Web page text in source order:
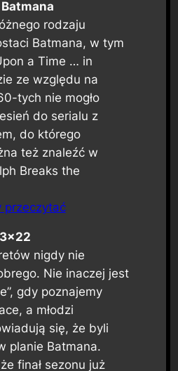
rodzaju
Batmana, w tym
a Time … in
ze względu na
tych nie mogło
do serialu z
do którego
też znaleźć w
Breaks the
przeczytać
nigdy nie
Nie inaczej jest
gdy poznajemy
a młodzi
się, że byli
planie Batmana.
finał sezonu już